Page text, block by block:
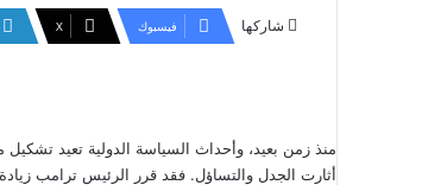
شاركها فيسبوك ‫X
منذ زمن بعيد، وأحداث السياسة الدولية تعيد تشكيل
أثارت الجدل والتساؤل. فقد قرر الرئيس ترامب